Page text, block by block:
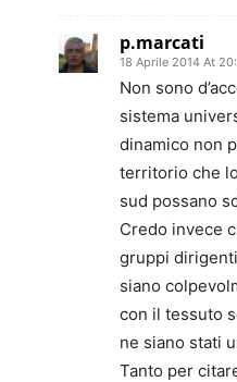
p.marcati
18 Aprile 2014 At
Non sono
sistema
dinamico non
territorio che
sud possano
Credo invece
gruppi
siano
con il tessuto
ne siano stati
Tanto per